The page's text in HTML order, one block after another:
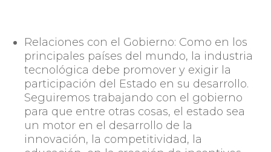
Relaciones con el Gobierno: Como en los
principales países del mundo, la industria
tecnológica debe promover y exigir la
participación del Estado en su desarrollo.
Seguiremos trabajando con el gobierno
para que entre otras cosas, el estado sea
un motor en el desarrollo de la
innovación, la competitividad, la